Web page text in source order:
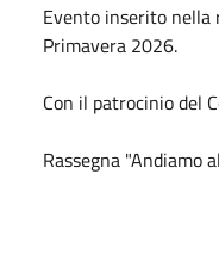
Evento inserito nella
Primavera 2026.
Con il patrocinio del
Rassegna "Andiamo